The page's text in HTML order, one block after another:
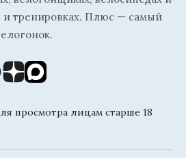
и тренировках. Плюс — самый
просмотра лицам старше 18